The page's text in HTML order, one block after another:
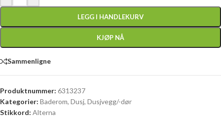
LEGG I HANDLEKURV
KJØP NÅ
Sammenligne
Produktnummer: 6313237
Kategorier: Baderom, Dusj, Dusjvegg/-dør
Stikkord: Alterna